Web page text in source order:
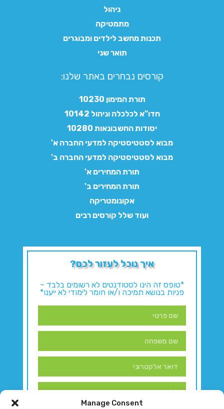
Manage Consent
ניהול
מתמטיקה
תכנות מחשב לילדים ומבוגרים
תואר שני
קורסים נבחרים באתר שלנו:​
תורת המימון 10230
חדו"א לכלכלה וניהול 10142
יסודות החשבונאות 10280
מבוא לסטטיסטיקה למדעי החברה א'
מבוא לסטטיסטיקה למדעי החברה ב'
תורת המחירים א'
תורת המחירים ב'
אקונומטריקה
ועוד שלל קורסים רבים
איך נוכל לעזור לכם?
*טופס זה הינו לסטודנטים לא רשומים בלבד –
פניות בנושא תמיכה ו/או חומר לימודי לא ייענו*